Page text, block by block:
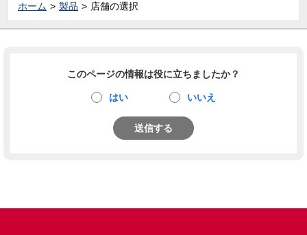
ホーム 製品 店舗の選択
このページの情報は役に立ちましたか？
はい いいえ
送信する